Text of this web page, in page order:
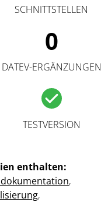
SCHNITTSTELLEN
0
DATEV-ERGÄNZUNGEN
TESTVERSION
enthalten:
,
,